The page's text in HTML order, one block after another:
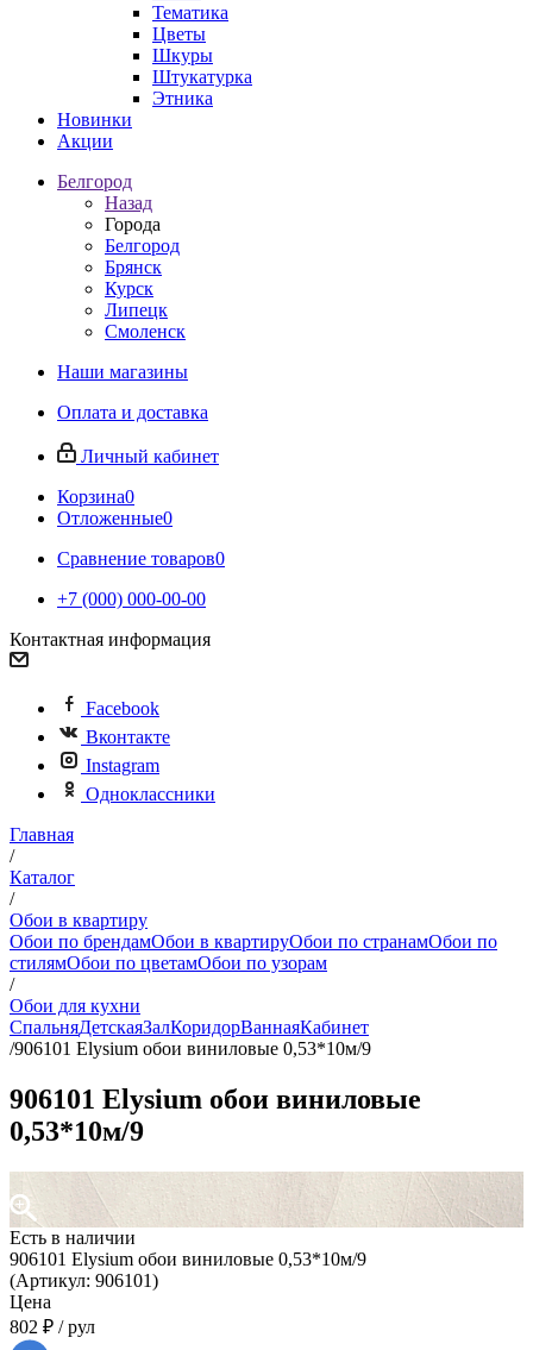
Тематика
Цветы
Шкуры
Штукатурка
Этника
Новинки
Акции
Белгород
Назад
Города
Белгород
Брянск
Курск
Липецк
Смоленск
Наши магазины
Оплата и доставка
Личный кабинет
Корзина0
Отложенные0
Сравнение товаров0
+7 (000) 000-00-00
Контактная информация
Facebook
Вконтакте
Instagram
Одноклассники
Главная
/
Каталог
/
Обои в квартиру
Обои по брендамОбои в квартируОбои по странамОбои по
стилямОбои по цветамОбои по узорам
/
Обои для кухни
СпальняДетскаяЗалКоридорВаннаяКабинет
/906101 Elysium обои виниловые 0,53*10м/9
906101 Elysium обои виниловые
0,53*10м/9
Есть в наличии
906101 Elysium обои виниловые 0,53*10м/9
(Артикул: 906101)
Цена
802 ₽ / рул